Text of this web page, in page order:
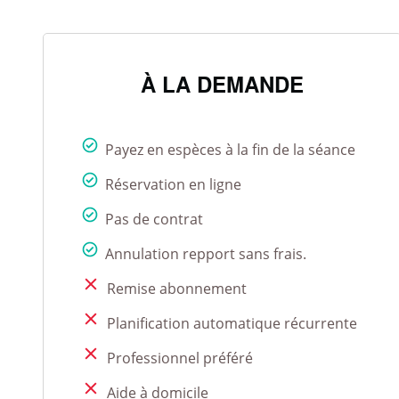
À LA DEMANDE
Payez en espèces à la fin de la séance
Réservation en ligne
Pas de contrat
Annulation repport sans frais.
Remise abonnement
Planification automatique récurrente
Professionnel préféré
Aide à domicile